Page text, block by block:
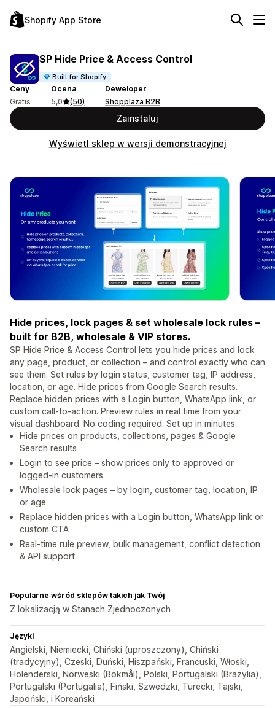
Shopify App Store
SP Hide Price & Access Control
Built for Shopify
Ceny
Gratis
Ocena
5,0
(50)
Deweloper
Shopplaza B2B
Zainstaluj
Wyświetl sklep w wersji demonstracyjnej
Hide prices, lock pages & set wholesale lock rules –
built for B2B, wholesale & VIP stores.
SP Hide Price & Access Control lets you hide prices and lock
any page, product, or collection – and control exactly who can
see them. Set rules by login status, customer tag, IP address,
location, or age. Hide prices from Google Search results.
Replace hidden prices with a Login button, WhatsApp link, or
custom call-to-action. Preview rules in real time from your
visual dashboard. No coding required. Set up in minutes.
Hide prices on products, collections, pages & Google
Search results
Login to see price – show prices only to approved or
logged-in customers
Wholesale lock pages – by login, customer tag, location, IP
or age
Replace hidden prices with a Login button, WhatsApp link or
custom CTA
Real-time rule preview, bulk management, conflict detection
& API support
Popularne wśród sklepów takich jak Twój
Z lokalizacją w Stanach Zjednoczonych
Języki
Angielski, Niemiecki, Chiński (uproszczony), Chiński
(tradycyjny), Czeski, Duński, Hiszpański, Francuski, Włoski,
Holenderski, Norweski (Bokmål), Polski, Portugalski (Brazylia),
Portugalski (Portugalia), Fiński, Szwedzki, Turecki, Tajski,
Japoński, i Koreański